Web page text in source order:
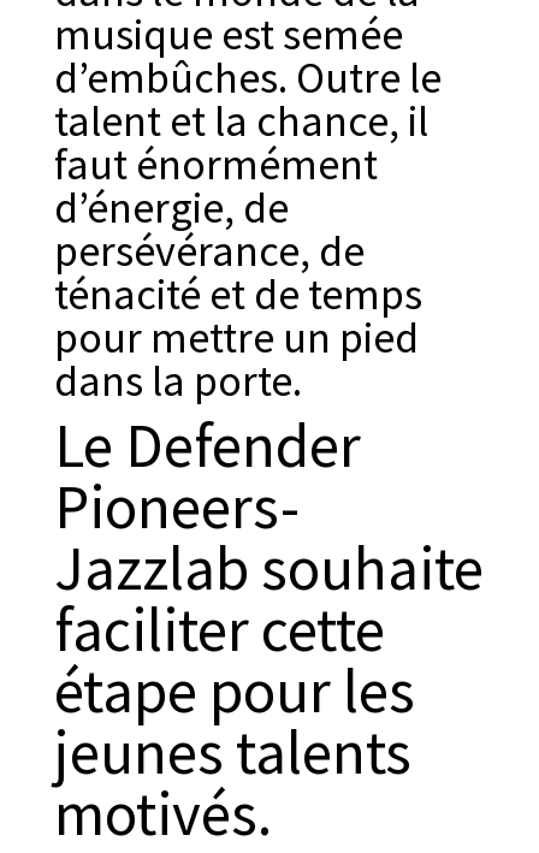
musique est semée
d’embûches. Outre le
talent et la chance, il
faut énormément
d’énergie, de
persévérance, de
ténacité et de temps
pour mettre un pied
dans la porte.
Le Defender
Pioneers-
Jazzlab souhaite
faciliter cette
étape pour les
jeunes talents
motivés.